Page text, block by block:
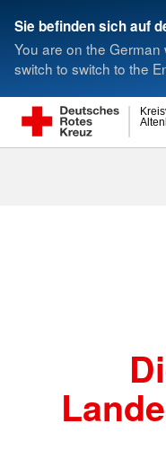
Sie befinden sich auf
You are on the
switch to switch to the